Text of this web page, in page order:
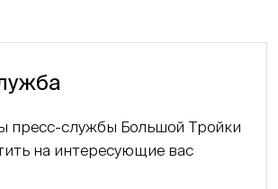
пресс-службы Большой Тройки
на интересующие вас